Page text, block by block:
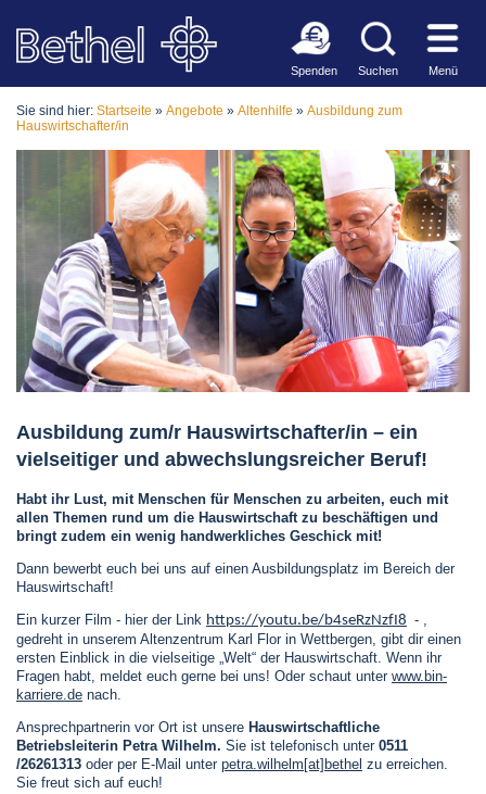
Spenden Suchen Menü
Sie sind hier: Startseite » Angebote » Altenhilfe » Ausbildung zum
Hauswirtschafter/in
Ausbildung zum/r Hauswirtschafter/in – ein
vielseitiger und abwechslungsreicher Beruf!
Habt ihr Lust, mit Menschen für Menschen zu arbeiten, euch mit
allen Themen rund um die Hauswirtschaft zu beschäftigen und
bringt zudem ein wenig handwerkliches Geschick mit!
Dann bewerbt euch bei uns auf einen Ausbildungsplatz im Bereich der
Hauswirtschaft!
Ein kurzer Film - hier der Link https://youtu.be/b4seRzNzfI8 - ,
gedreht in unserem Altenzentrum Karl Flor in Wettbergen, gibt dir einen
ersten Einblick in die vielseitige „Welt“ der Hauswirtschaft. Wenn ihr
Fragen habt, meldet euch gerne bei uns! Oder schaut unter www.bin-
karriere.de nach.
Ansprechpartnerin vor Ort ist unsere Hauswirtschaftliche
Betriebsleiterin Petra Wilhelm. Sie ist telefonisch unter 0511
/26261313 oder per E-Mail unter petra.wilhelm[at]bethel zu erreichen.
Sie freut sich auf euch!